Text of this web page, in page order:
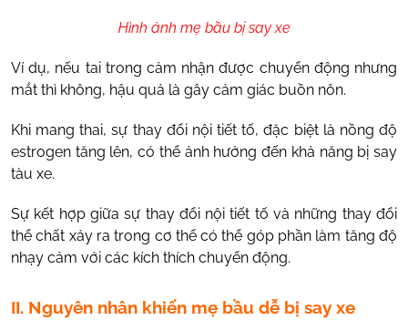
Hình ảnh mẹ bầu bị say xe
Ví dụ, nếu tai trong cảm nhận được chuyển động nhưng
mắt thì không, hậu quả là gây cảm giác buồn nôn.
Khi mang thai, sự thay đổi nội tiết tố, đặc biệt là nồng độ
estrogen tăng lên, có thể ảnh hưởng đến khả năng bị say
tàu xe.
Sự kết hợp giữa sự thay đổi nội tiết tố và những thay đổi
thể chất xảy ra trong cơ thể có thể góp phần làm tăng độ
nhạy cảm với các kích thích chuyển động.
II. Nguyên nhân khiến mẹ bầu dễ bị say xe